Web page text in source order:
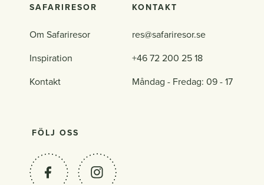
SAFARIRESOR
Om Safariresor
Inspiration
Kontakt
KONTAKT
res@safariresor.se
+46 72 200 25 18
Måndag - Fredag: 09 - 17
FÖLJ OSS